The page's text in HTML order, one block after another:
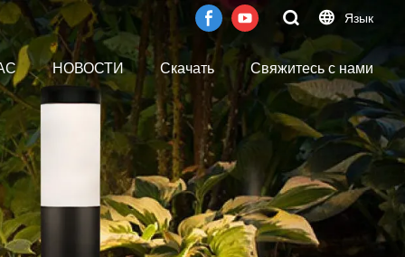
Язык
НОВОСТИ Скачать Свяжитесь с нами